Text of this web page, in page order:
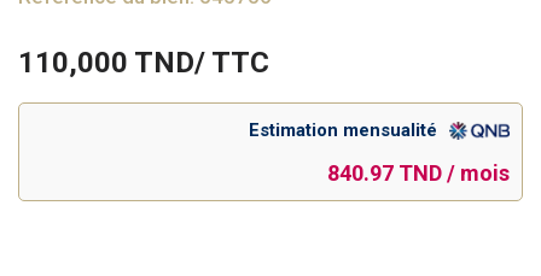
110,000 TND/ TTC
Estimation mensualité
840.97 TND / mois